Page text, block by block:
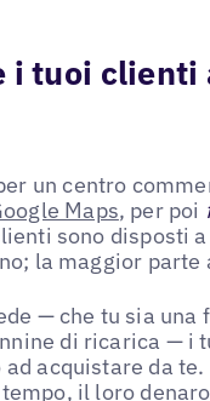
tuoi clienti
un centro
Maps, per poi
sono disposti
la maggior parte
— che tu sia una
di ricarica — i
acquistare da
il loro